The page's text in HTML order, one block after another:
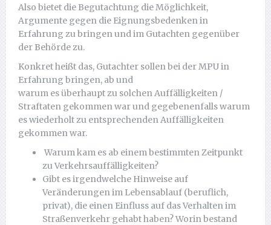
Also bietet die Begutachtung die Möglichkeit,
Argumente gegen die Eignungsbedenken in
Erfahrung zu bringen und im Gutachten gegenüber
der Behörde zu.
Konkret heißt das, Gutachter sollen bei der MPU in
Erfahrung bringen, ab und
warum es überhaupt zu solchen Auffälligkeiten /
Straftaten gekommen war und gegebenenfalls warum
es wiederholt zu entsprechenden Auffälligkeiten
gekommen war.
Warum kam es ab einem bestimmten Zeitpunkt
zu Verkehrsauffälligkeiten?
Gibt es irgendwelche Hinweise auf
Veränderungen im Lebensablauf (beruflich,
privat), die einen Einfluss auf das Verhalten im
Straßenverkehr gehabt haben? Worin bestand